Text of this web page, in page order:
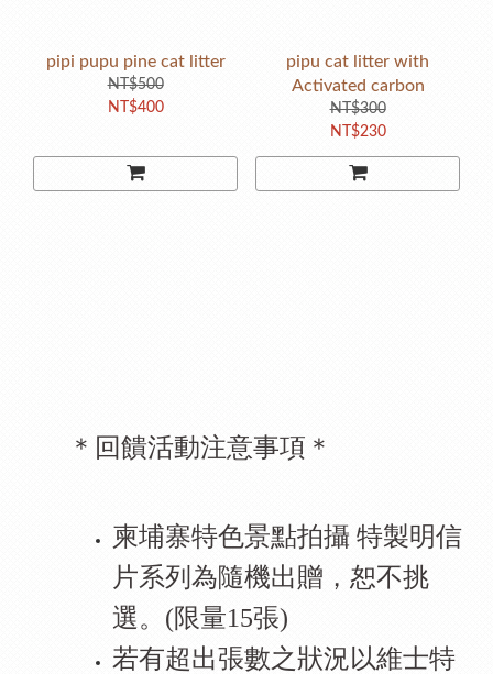
pipi pupu pine cat litter
NT$500
NT$400
pipu cat litter with
Activated carbon
NT$300
NT$230
＊回饋活動注意事項＊
柬埔寨特色景點拍攝 特製明信
片系列為隨機出贈，恕不挑
選。(限量15張)
若有超出張數之狀況以維士特